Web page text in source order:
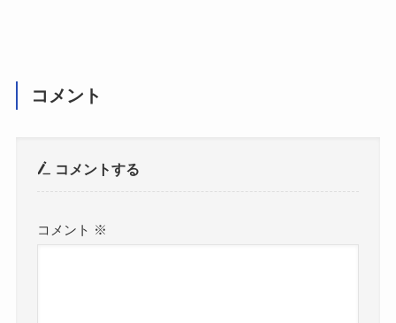
コメント
コメントする
コメント ※